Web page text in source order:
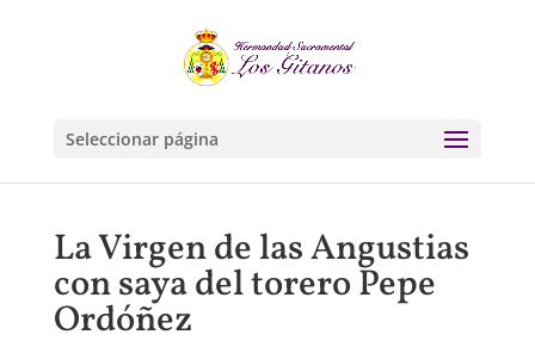
Seleccionar página
La Virgen de las Angustias
con saya del torero Pepe
Ordóñez